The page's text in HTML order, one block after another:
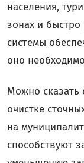
населения,
зонах и быстро
системы
оно
Можно сказать
очистке
на
способствуют